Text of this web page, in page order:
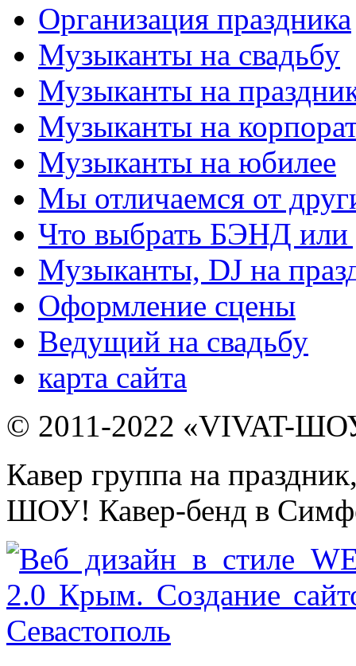
Организация праздника
Музыканты на свадьбу
Музыканты на
Музыканты на
Музыканты на юбилее
Мы отличаемся от
Что выбрать БЭНД
Музыканты, DJ на
Оформление сцены
Ведущий на свадьбу
карта сайта
© 2011-2022 «VIVAT-
Кавер группа на
ШОУ! Кавер-бенд в